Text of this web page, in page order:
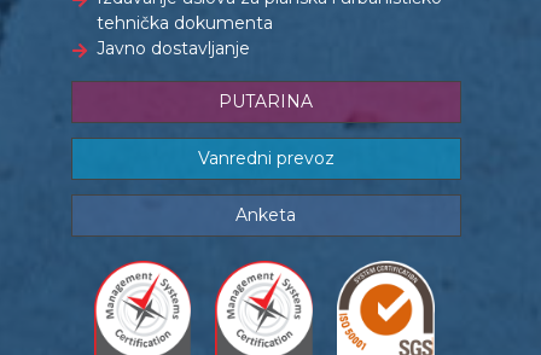
tehnička dokumenta
Javno dostavljanje
PUTARINA
Vanredni prevoz
Anketa